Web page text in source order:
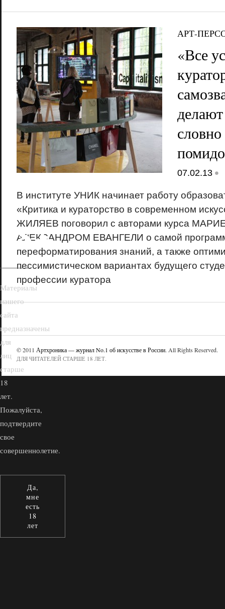
АРТ-
«Все
07.02.13 •
В институте УНИК начинает работу
«Критика и кураторство в современном
ЖИЛЯЕВ поговорил с авторами курса
АЛЕКСАНДРОМ ЕВАНГЕЛИ о самой
переформатирования знаний, а также
пессимистическом вариантах будущего
профессии куратора
© 2011 Артхроника — журнал No.1 об искусстве в России. All Rights Reserved.
ДЛЯ ЧИТАТЕЛЕЙ СТАРШЕ 18 ЛЕТ.
18+
Материалы
нашего
сайта
предназначены
для
лиц
старше
18
лет.
Пожалуйста,
подтвердите
свое
совершеннолетие.
Да,
мне
есть
18
лет